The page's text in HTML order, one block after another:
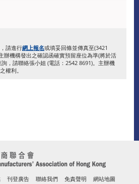
請進行網上報名或填妥回條並傳真至(3421
辦機構發出之確認函確實預留座位為準(將於活
，請聯絡張小姐 (電話：2542 8691)。主辦機
權利。
刊登廣告 聯絡我們 免責聲明 網站地圖